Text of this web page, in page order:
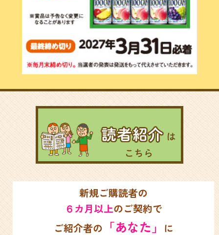
新規ご購読者の
６ カ月以上のご契約で
ご紹介者の 「あなた」
に